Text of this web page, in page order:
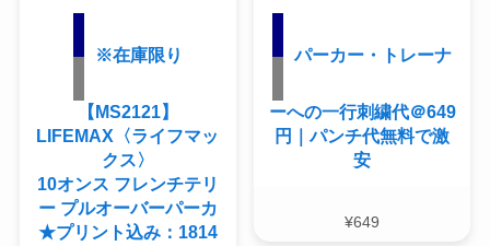
※在庫限り
【MS2121】
LIFEMAX〈ライフマッ
クス〉
10オンス フレンチテリ
ー プルオーバーパーカ
★プリント込み：1814
パーカー・トレーナ
ーへの一行刺繍代＠649
円｜パンチ代無料で激
安
¥649